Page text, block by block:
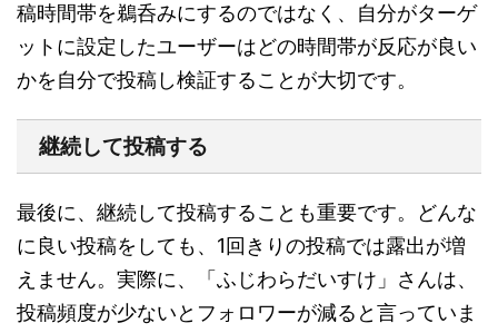
稿時間帯を鵜呑みにするのではなく、自分がターゲ
ットに設定したユーザーはどの時間帯が反応が良い
かを自分で投稿し検証することが大切です。
継続して投稿する
最後に、継続して投稿することも重要です。どんな
に良い投稿をしても、1回きりの投稿では露出が増
えません。実際に、「ふじわらだいすけ」さんは、
投稿頻度が少ないとフォロワーが減ると言っていま